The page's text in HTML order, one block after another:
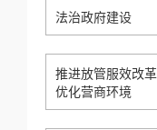
法治政府建设
推进放管服效改革
优化营商环境